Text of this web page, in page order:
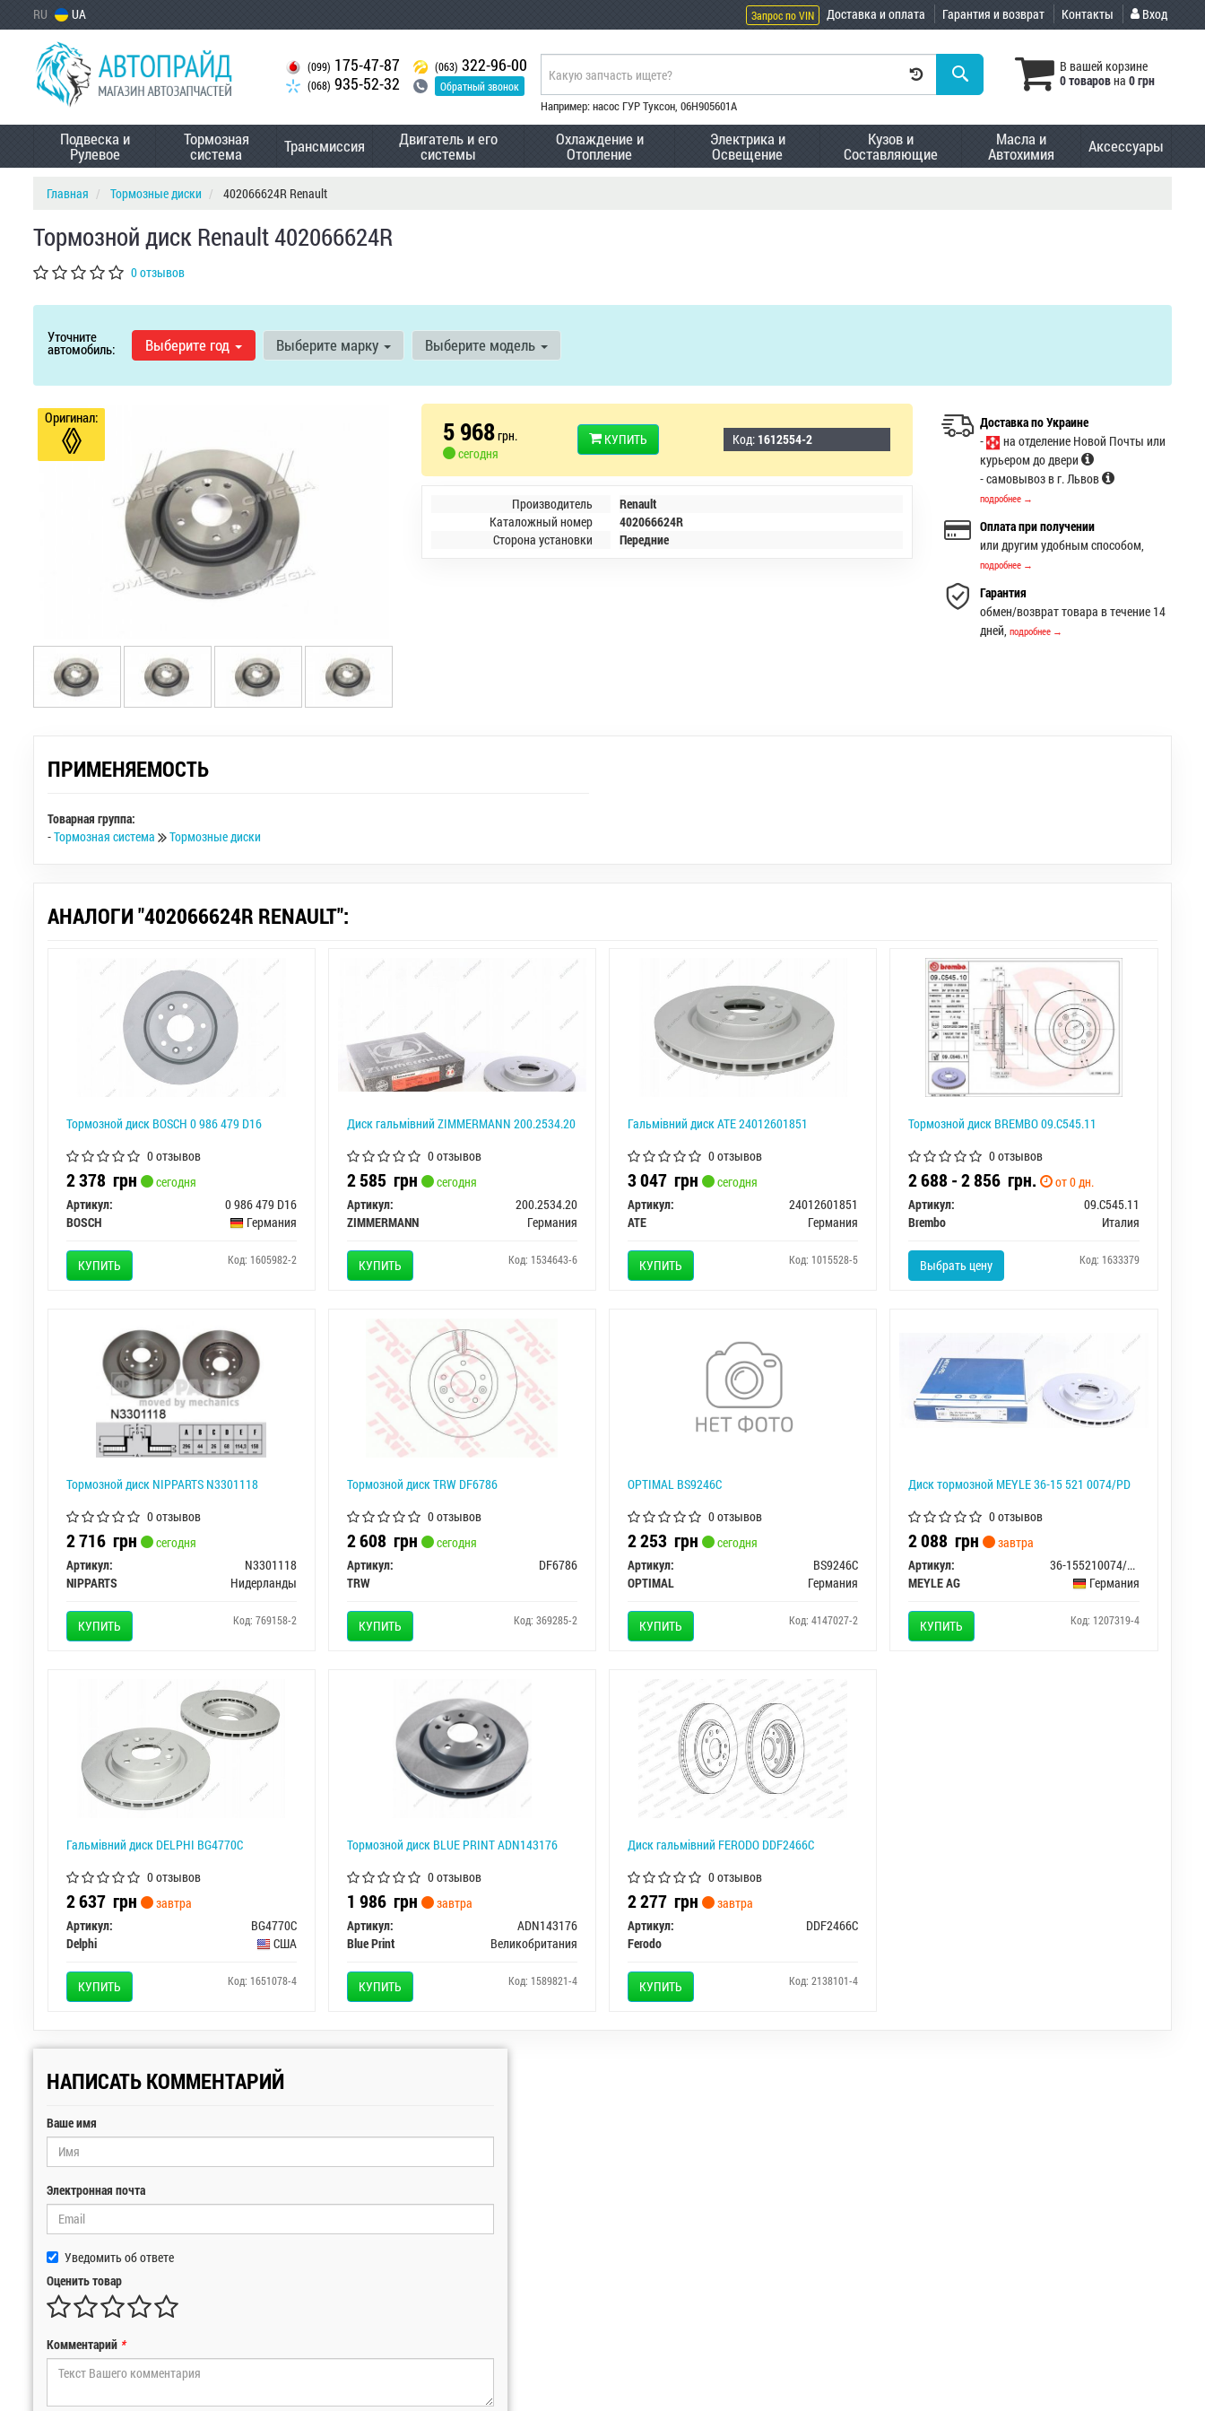
RU UA Запрос по VIN Доставка и оплата Гарантия и возврат Контакты Вход
(099) 175-47-87
(068) 935-52-32
(063) 322-96-00
Обратный звонок
В вашей корзине
0 товаровна 0 грн
Например: насос ГУР Туксон, 06H905601A
Подвеска и
Рулевое
Тормозная
система Трансмиссия Двигатель и его
системы
Охлаждение и
Отопление
Электрика и
Освещение
Кузов и
Составляющие
Масла и
Автохимия Аксессуары
Главная Тормозные диски 402066624R Renault
Тормозной диск Renault 402066624R
0 отзывов
Уточните
автомобиль: Выберите год Выберите марку Выберите модель
Оригинал: 5 968грн.
сегодня
КУПИТЬ Код: 1612554-2
Производитель
Renault
Каталожный номер
402066624R
Сторона установки
Передние
Доставка по Украине
-
на отделение Новой Почты или
курьером до двери
- самовывоз в г. Львов
подробнее →
Оплата при получении
или другим удобным способом,
подробнее →
Гарантия
обмен/возврат товара в течение 14
дней,подробнее →
ПРИМЕНЯЕМОСТЬ
Товарная группа:
-Тормозная система Тормозные диски
АНАЛОГИ "402066624R RENAULT":
Тормозной диск BOSCH 0 986 479 D16
0 отзывов
2 378 грн
сегодня
Артикул:
0 986 479 D16
BOSCH
Германия
КУПИТЬ Код: 1605982-2
Диск гальмівний ZIMMERMANN 200.2534.20
0 отзывов
2 585 грн
сегодня
Артикул:
200.2534.20
ZIMMERMANN
Германия
КУПИТЬ Код: 1534643-6
Гальмівний диск ATE 24012601851
0 отзывов
3 047 грн
сегодня
Артикул:
24012601851
ATE
Германия
КУПИТЬ Код: 1015528-5
Тормозной диск BREMBO 09.C545.11
0 отзывов
2 688 - 2 856грн.
от 0 дн.
Артикул:
09.C545.11
Brembo
Италия
Выбрать цену Код: 1633379
Тормозной диск NIPPARTS N3301118
0 отзывов
2 716 грн
сегодня
Артикул:
N3301118
NIPPARTS
Нидерланды
КУПИТЬ Код: 769158-2
Тормозной диск TRW DF6786
0 отзывов
2 608 грн
сегодня
Артикул:
DF6786
TRW
КУПИТЬ Код: 369285-2
OPTIMAL BS9246C
0 отзывов
2 253 грн
сегодня
Артикул:
BS9246C
OPTIMAL
Германия
КУПИТЬ Код: 4147027-2
Диск тормозной MEYLE 36-15 521 0074/PD
0 отзывов
2 088грн
завтра
Артикул:
36-155210074/PD
MEYLE AG
Германия
КУПИТЬ Код: 1207319-4
Гальмівний диск DELPHI BG4770C
0 отзывов
2 637 грн
завтра
Артикул:
BG4770C
Delphi
США
КУПИТЬ Код: 1651078-4
Тормозной диск BLUE PRINT ADN143176
0 отзывов
1 986 грн
завтра
Артикул:
ADN143176
Blue Print
Великобритания
КУПИТЬ Код: 1589821-4
Диск гальмівний FERODO DDF2466C
0 отзывов
2 277 грн
завтра
Артикул:
DDF2466C
Ferodo
КУПИТЬ Код: 2138101-4
НАПИСАТЬ КОММЕНТАРИЙ
Ваше имя
Электронная почта
Уведомить об ответе
Оценить товар
Комментарий *